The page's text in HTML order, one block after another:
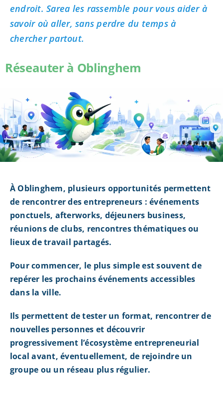
endroit. Sarea les rassemble pour vous aider à
savoir où aller, sans perdre du temps à
chercher partout.
Réseauter à Oblinghem
À Oblinghem, plusieurs opportunités permettent
de rencontrer des entrepreneurs : événements
ponctuels, afterworks, déjeuners business,
réunions de clubs, rencontres thématiques ou
lieux de travail partagés.
Pour commencer, le plus simple est souvent de
repérer les prochains événements accessibles
dans la ville.
Ils permettent de tester un format, rencontrer de
nouvelles personnes et découvrir
progressivement l’écosystème entrepreneurial
local avant, éventuellement, de rejoindre un
groupe ou un réseau plus régulier.